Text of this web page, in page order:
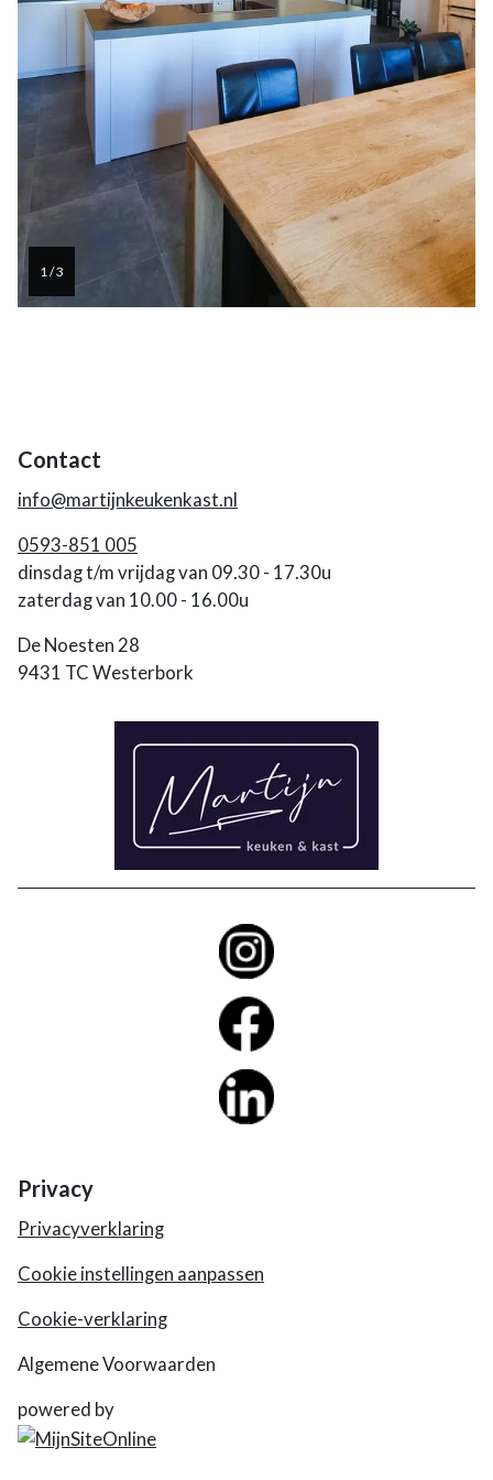
1 / 3
Contact
info@martijnkeukenkast.nl
0593-851 005
dinsdag t/m vrijdag van 09.30 - 17.30u
zaterdag van 10.00 - 16.00u
De Noesten 28
9431 TC Westerbork
Privacy
Privacyverklaring
Cookie instellingen aanpassen
Cookie-verklaring
Algemene Voorwaarden
powered by